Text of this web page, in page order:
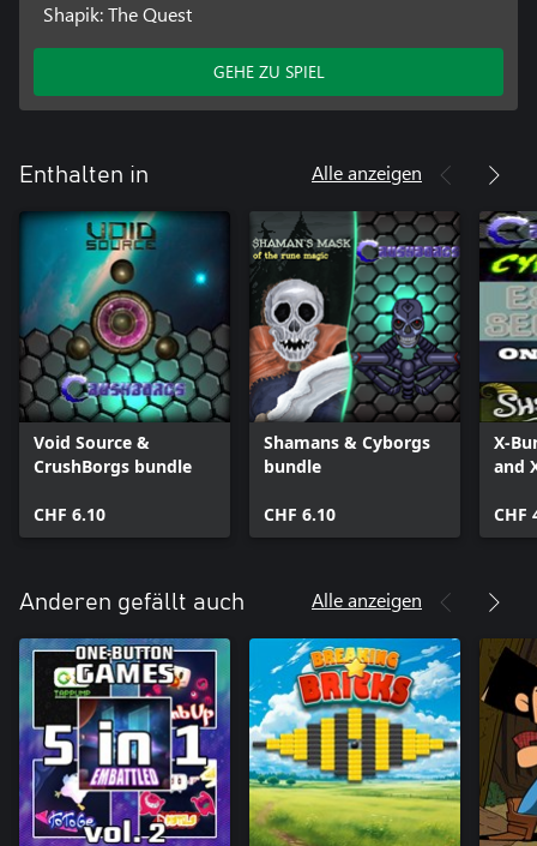
Shapik: The Quest
GEHE ZU SPIEL
Enthalten in Alle anzeigen
Void Source &
CrushBorgs bundle
CHF 6.10
Shamans & Cyborgs
bundle
CHF 6.10
X-
and
CHF
Anderen gefällt auch Alle anzeigen